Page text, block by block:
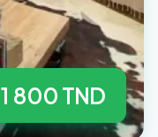
1 800 TND